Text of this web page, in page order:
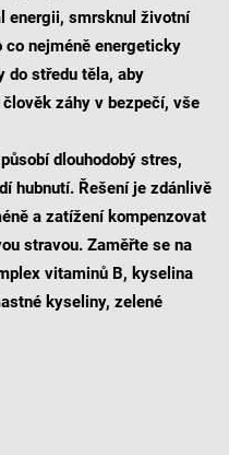
energii, smrsknul životní
nejméně energeticky
do středu těla, aby
záhy v bezpečí, vše
dlouhodobý stres,
hubnutí. Řešení je zdánlivě
a zatížení kompenzovat
stravou. Zaměřte se na
vitaminů B, kyselina
kyseliny, zelené